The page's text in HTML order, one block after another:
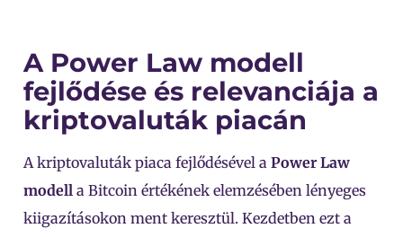
A Power Law modell
fejlődése és relevanciája a
kriptovaluták piacán
A kriptovaluták piaca fejlődésével a Power Law
modell a Bitcoin értékének elemzésében lényeges
kiigazításokon ment keresztül. Kezdetben ezt a